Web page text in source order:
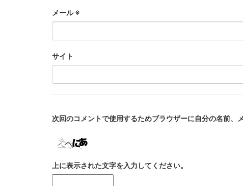
メール※
サイト
次回のコメントで使用するためブラウザーに自分の名前、
上に表示された文字を入力してください。